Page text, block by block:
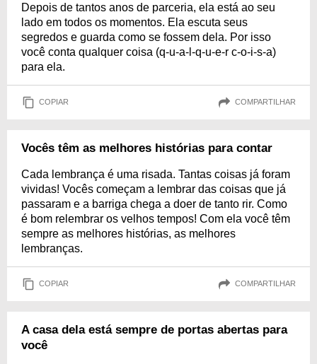
Depois de tantos anos de parceria, ela está ao seu
lado em todos os momentos. Ela escuta seus
segredos e guarda como se fossem dela. Por isso
você conta qualquer coisa (q-u-a-l-q-u-e-r c-o-i-s-a)
para ela.
COPIAR COMPARTILHAR
Vocês têm as melhores histórias para contar
Cada lembrança é uma risada. Tantas coisas já foram
vividas! Vocês começam a lembrar das coisas que já
passaram e a barriga chega a doer de tanto rir. Como
é bom relembrar os velhos tempos! Com ela você têm
sempre as melhores histórias, as melhores
lembranças.
COPIAR COMPARTILHAR
A casa dela está sempre de portas abertas para
você